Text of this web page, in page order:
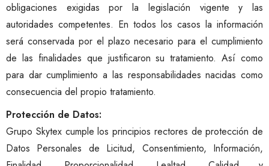
obligaciones exigidas por la legislación vigente y las
autoridades competentes. En todos los casos la información
será conservada por el plazo necesario para el cumplimiento
de las finalidades que justificaron su tratamiento. Así como
para dar cumplimiento a las responsabilidades nacidas como
consecuencia del propio tratamiento.
Protección de Datos:
Grupo Skytex cumple los principios rectores de protección de
Datos Personales de Licitud, Consentimiento, Información,